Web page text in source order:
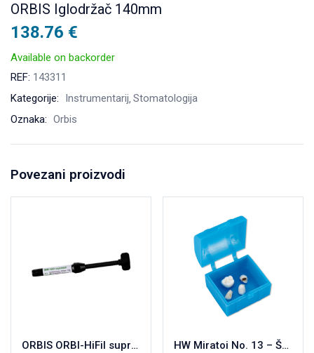
ORBIS Iglodržač 140mm
138.76 €
Available on backorder
REF: 143311
Kategorije:
Instrumentarij Stomatologija
Oznaka: Orbis
Povezani proizvodi
ORBIS ORBI-HiFil supremeX A3 HW Miratoi No. 13 – ŠKRINJICA 10 kom